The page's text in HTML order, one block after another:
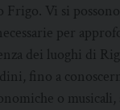
Frigo. Vi si
per
dei luoghi di
fino a
o musicali,